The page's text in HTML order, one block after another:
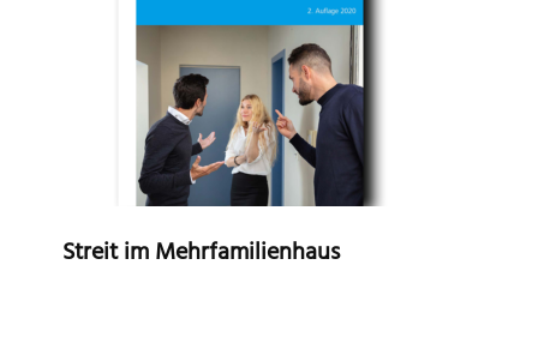
Streit im Mehrfamilienhaus